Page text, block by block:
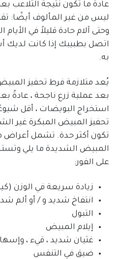
عادة ما تكون نتيجة التلاعب
ليس من غير المألوف أيضًا:
وحتى آلام حادة قليلاً في الأيام
اتصل بطبيبك إذا كانت لديك
به.
يُعد متلازمة فرط تحفيز
بعد عملية زرع ناجحة ، عادةً
استخراج البويضات ، أقل
تحفيز المبيض المبكرة غير
تكون أكثر حدة. تشمل أعراض
المبيض الشديدة ما يلي
على الفور:
زيادة سريعة في الوزن
انتفاخ شديد و / أو ألم
التبول
إيلام المبيض
غثيان شديد ، قيء ،
ضيق في التنفس